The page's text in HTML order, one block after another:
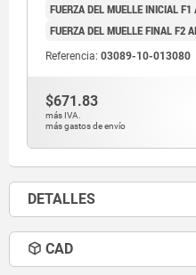
FUERZA DEL MUELLE INICIAL
FUERZA DEL MUELLE FINAL F2
Referencia: 03089-10-013080
$671.83
más IVA.
más gastos de envío
DETALLES
CAD